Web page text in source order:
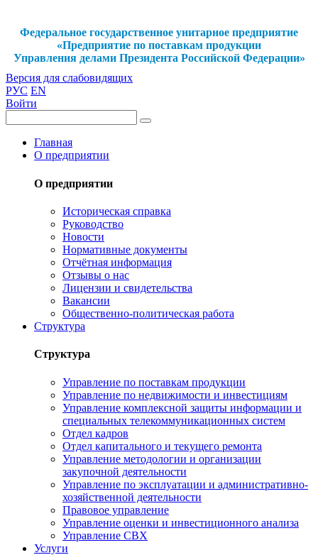
Федеральное государственное унитарное предприятие
«Предприятие по поставкам продукции
Управления делами Президента Российской Федерации»
Версия для слабовидящих
РУС EN
Войти
Главная
О предприятии
О предприятии
Историческая справка
Руководство
Новости
Нормативные документы
Отчётная информация
Отзывы о нас
Лицензии и свидетельства
Вакансии
Общественно-политическая работа
Структура
Структура
Управление по поставкам продукции
Управление по недвижимости и инвестициям
Управление комплексной защиты информации и
специальных телекоммуникационных систем
Отдел кадров
Отдел капитального и текущего ремонта
Управление методологии и организации
закупочной деятельности
Управление по эксплуатации и административно-
хозяйственной деятельности
Правовое управление
Управление оценки и инвестиционного анализа
Управление СВХ
Услуги